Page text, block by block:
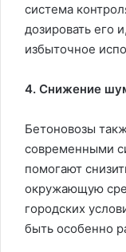
система
дозировать его
избыточное
4. Снижение
Бетоновозы
современными
помогают
окружающую
городских
быть особенно